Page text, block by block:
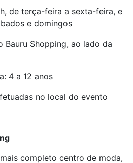
de terça-feira a sexta-feira, e
e domingos
Bauru Shopping, ao lado da
4 a 12 anos
no local do evento
completo centro de moda,